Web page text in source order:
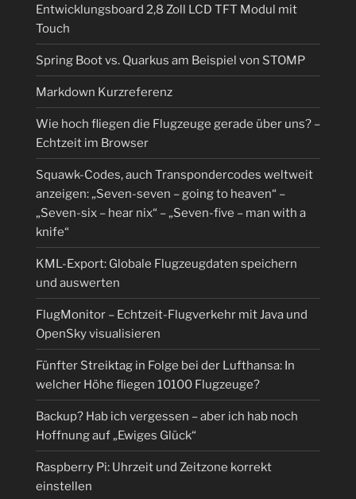
Entwicklungsboard 2,8 Zoll LCD TFT Modul mit
Touch
Spring Boot vs. Quarkus am Beispiel von STOMP
Markdown Kurzreferenz
Wie hoch fliegen die Flugzeuge gerade über uns? –
Echtzeit im Browser
Squawk-Codes, auch Transpondercodes weltweit
anzeigen: „Seven-seven – going to heaven“ –
„Seven-six – hear nix“ – „Seven-five – man with a
knife“
KML-Export: Globale Flugzeugdaten speichern
und auswerten
FlugMonitor – Echtzeit-Flugverkehr mit Java und
OpenSky visualisieren
Fünfter Streiktag in Folge bei der Lufthansa: In
welcher Höhe fliegen 10100 Flugzeuge?
Backup? Hab ich vergessen – aber ich hab noch
Hoffnung auf „Ewiges Glück“
Raspberry Pi: Uhrzeit und Zeitzone korrekt
einstellen